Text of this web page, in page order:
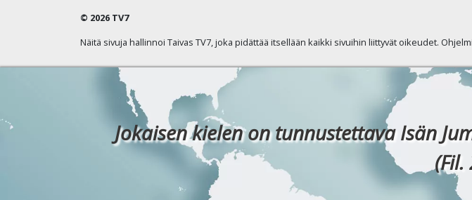
© 2026 TV7
Näitä sivuja hallinnoi Taivas TV7, joka pidättää itsellään kaikki sivuihin liittyvät oikeudet.
Jokaisen kielen on tunnustettava Isän
(Fil.